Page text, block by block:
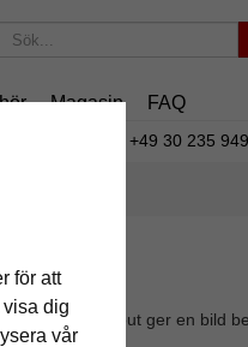
för att
dig
vår
Magasin FAQ
+49 30 235
En passepartout ger en bild